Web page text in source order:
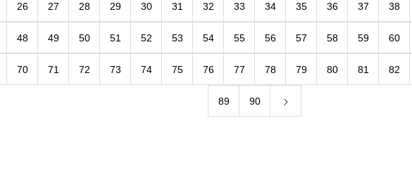
26 27 28 29 30 31 32 33 34 35 36 37 38
48 49 50 51 52 53 54 55 56 57 58 59 60
70 71 72 73 74 75 76 77 78 79 80 81 82
89 90